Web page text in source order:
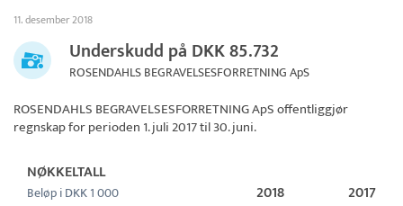
11. desember 2018
Underskudd på DKK 85.732
ROSENDAHLS BEGRAVELSESFORRETNING ApS
ROSENDAHLS BEGRAVELSESFORRETNING ApSoffentliggjør
regnskap for perioden 1. juli 2017 til 30. juni.
NØKKELTALL
Beløp i DKK 1 000 2018 2017